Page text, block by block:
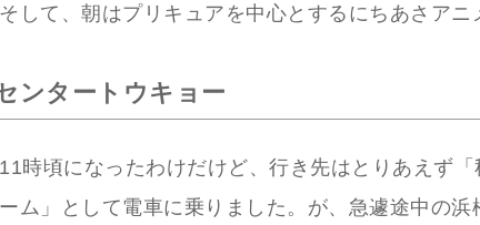
して、朝はプリキュアを中心とするにちあさアニ
ンタートウキョー
時頃になったわけだけど、行き先はとりあえず
ム」として電車に乗りました。が、急遽途中の浜